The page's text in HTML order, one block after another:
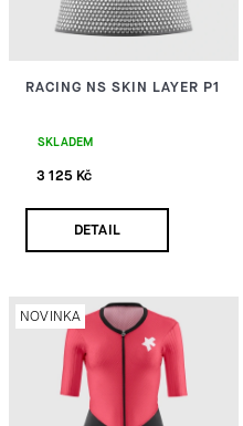
RACING NS SKIN LAYER P1
SKLADEM
3 125 Kč
DETAIL
NOVINKA
P
U
U
E